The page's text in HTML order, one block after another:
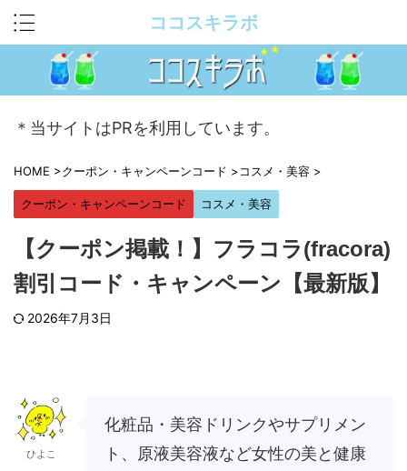
ココスキラボ
＊当サイトはPRを利用しています。
HOME >クーポン・キャンペーンコード >コスメ・美容 >
クーポン・キャンペーンコード コスメ・美容
【クーポン掲載！】フラコラ(fracora)
割引コード・キャンペーン【最新版】
2026年7月3日
ひよこ
化粧品・美容ドリンクやサプリメン
ト、原液美容液など女性の美と健康